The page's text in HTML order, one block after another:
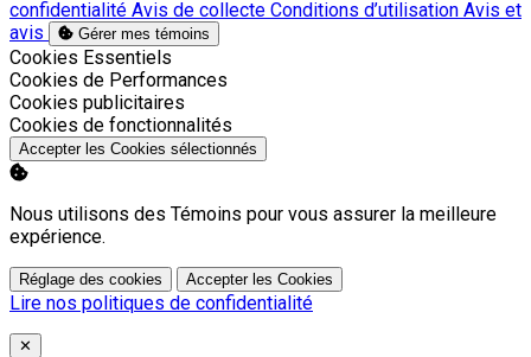
confidentialité Avis de collecte Conditions d’utilisation Avis et
avis
Gérer mes témoins
Activer
Cookies Essentiels
Activer
Cookies de Performances
Activer
Cookies publicitaires
Activer
Cookies de fonctionnalités
Accepter les Cookies sélectionnés
Nous utilisons des Témoins pour vous assurer la meilleure
expérience.
Réglage des cookies Accepter les Cookies
Lire nos politiques de confidentialité
Close
✕